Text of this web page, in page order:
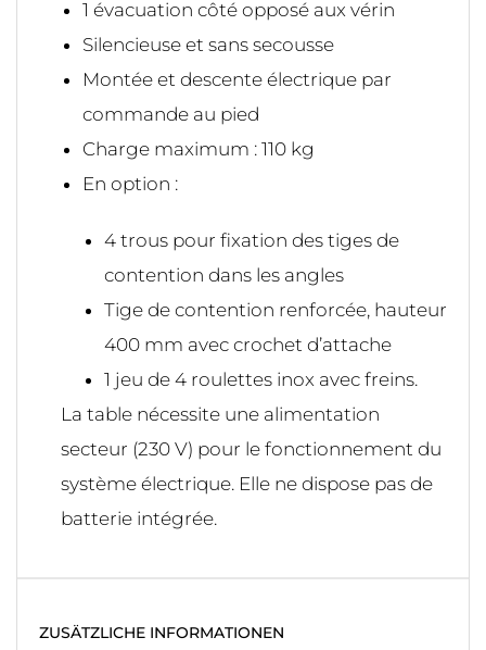
1 évacuation côté opposé aux vérin
Silencieuse et sans secousse
Montée et descente électrique par
commande au pied
Charge maximum : 110 kg
En option :
4 trous pour fixation des tiges de
contention dans les angles
Tige de contention renforcée, hauteur
400 mm avec crochet d’attache
1 jeu de 4 roulettes inox avec freins.
La table nécessite une alimentation
secteur (230 V) pour le fonctionnement du
système électrique. Elle ne dispose pas de
batterie intégrée.
ZUSÄTZLICHE INFORMATIONEN